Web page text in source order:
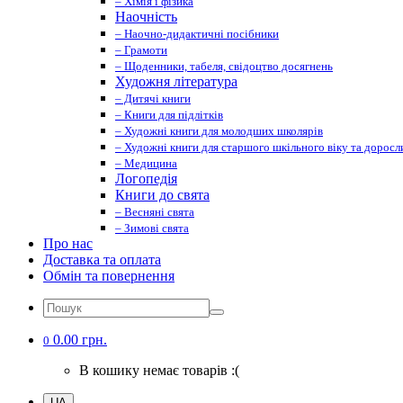
Наочність
– Наочно-дидактичні посібники
– Грамоти
– Щоденники, табеля, свідоцтво досягнень
Художня література
– Дитячі книги
– Книги для підлітків
– Художні книги для молодших школярів
– Художні книги для старшого шкільного віку та
– Медицина
Логопедія
Книги до свята
– Весняні свята
– Зимові свята
Про нас
Доставка та оплата
Обмін та повернення
0 0.00 грн.
В кошику немає товарів :(